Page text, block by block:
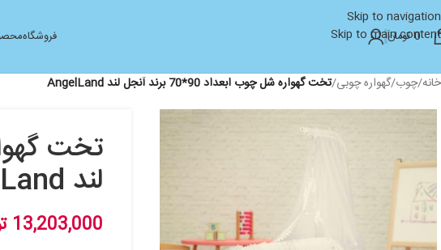
Skip to navigation
Skip to main content
0تومان فروشگاه
خانه/چوب/گهواره چوبی/تخت گهواره شل چوب ابعداد 90*70 برند آنجل لند AngelLand
لند AngelLand
13,203,000